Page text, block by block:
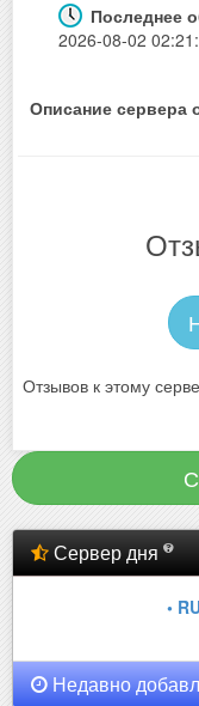
Последнее
2026-08-02
Описание сервера
Отзывов к этому
Сервер дня
•
Недавно